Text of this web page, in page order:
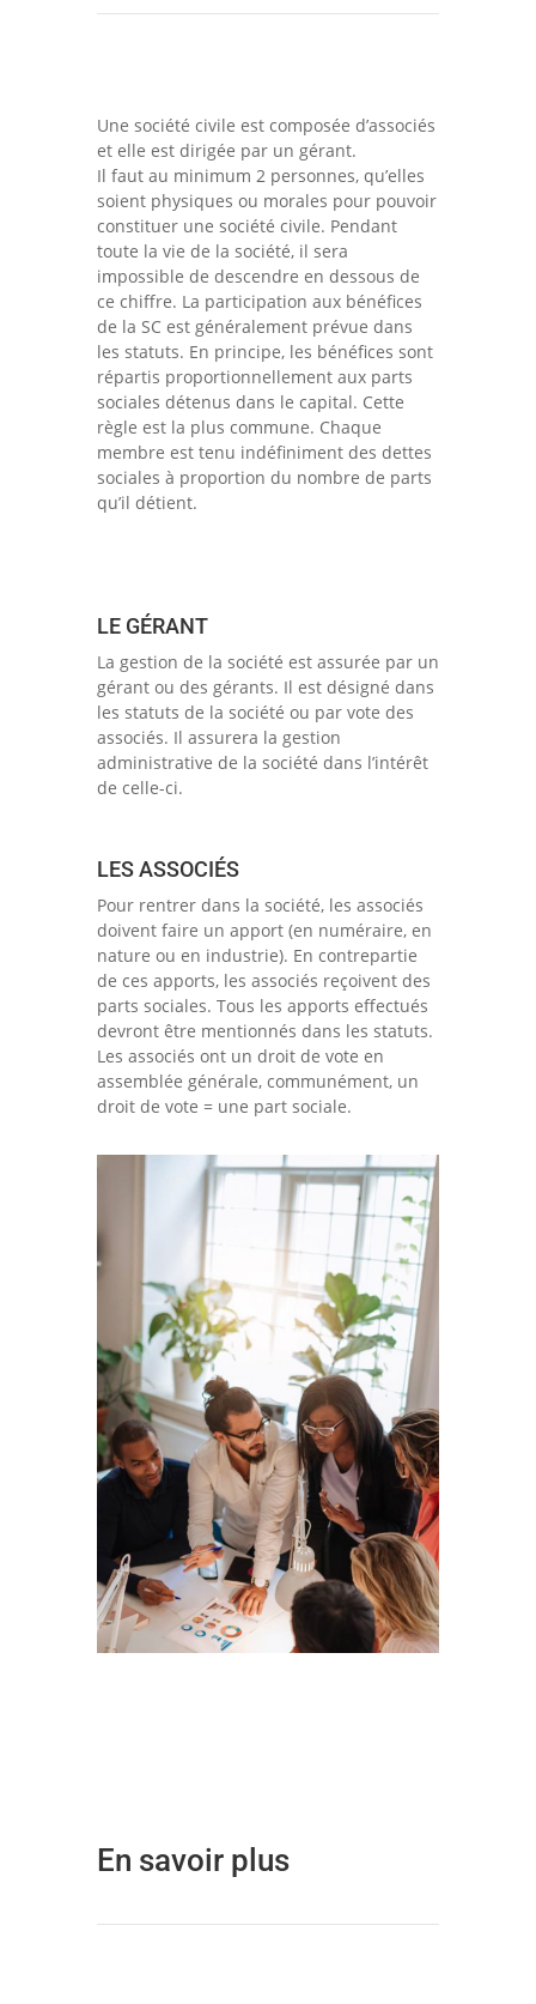
Une société civile est composée d’associés
et elle est dirigée par un gérant.
Il faut au minimum 2 personnes, qu’elles
soient physiques ou morales pour pouvoir
constituer une société civile. Pendant
toute la vie de la société, il sera
impossible de descendre en dessous de
ce chiffre. La participation aux bénéfices
de la SC est généralement prévue dans
les statuts. En principe, les bénéfices sont
répartis proportionnellement aux parts
sociales détenus dans le capital. Cette
règle est la plus commune. Chaque
membre est tenu indéfiniment des dettes
sociales à proportion du nombre de parts
qu’il détient.
LE GÉRANT
La gestion de la société est assurée par un
gérant ou des gérants. Il est désigné dans
les statuts de la société ou par vote des
associés. Il assurera la gestion
administrative de la société dans l’intérêt
de celle-ci.
LES ASSOCIÉS
Pour rentrer dans la société, les associés
doivent faire un apport (en numéraire, en
nature ou en industrie). En contrepartie
de ces apports, les associés reçoivent des
parts sociales. Tous les apports effectués
devront être mentionnés dans les statuts.
Les associés ont un droit de vote en
assemblée générale, communément, un
droit de vote = une part sociale.
En savoir plus